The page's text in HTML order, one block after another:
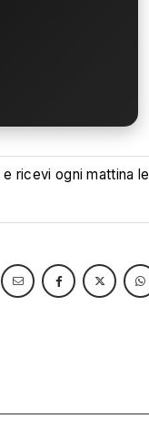
e ricevi ogni mattina le